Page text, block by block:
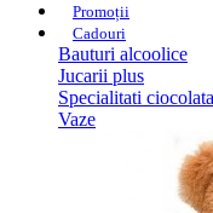
Promoții
Cadouri
Bauturi alcoolice
Jucarii plus
Specialitati ciocolata
Vaze